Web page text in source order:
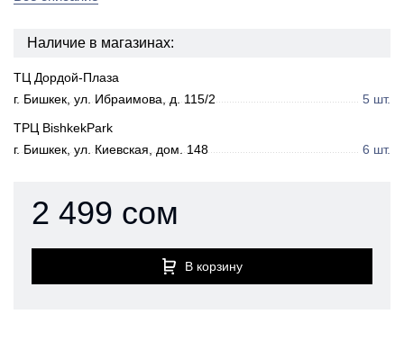
Наличие в магазинах:
ТЦ Дордой-Плаза
г. Бишкек, ул. Ибраимова, д. 115/2
5 шт.
ТРЦ BishkekPark
г. Бишкек, ул. Киевская, дом. 148
6 шт.
2 499 сом
В корзину